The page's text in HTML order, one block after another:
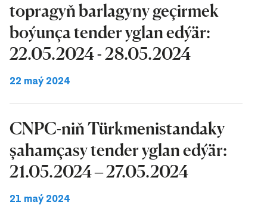
topragyň barlagyny geçirmek
boýunça tender yglan edýär:
22.05.2024 - 28.05.2024
22 maý 2024
CNPC-niň Türkmenistandaky
şahamçasy tender yglan edýär:
21.05.2024 – 27.05.2024
21 maý 2024